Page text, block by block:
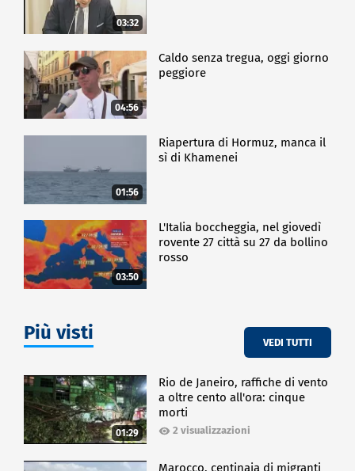
03:32
04:56
Caldo senza tregua, oggi giorno
peggiore
01:56
Riapertura di Hormuz, manca il
sì di Khamenei
03:50
L'Italia boccheggia, nel giovedì
rovente 27 città su 27 da bollino
rosso
Più visti VEDI TUTTI
01:29
Rio de Janeiro, raffiche di vento
a oltre cento all'ora: cinque
morti
2 visualizzazioni
Marocco, centinaia di migranti